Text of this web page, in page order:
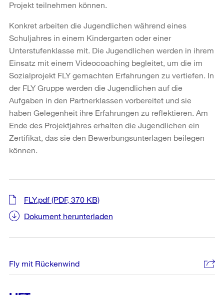
Projekt teilnehmen können.
Konkret arbeiten die Jugendlichen während eines
Schuljahres in einem Kindergarten oder einer
Unterstufenklasse mit. Die Jugendlichen werden in ihrem
Einsatz mit einem Videocoaching begleitet, um die im
Sozialprojekt FLY gemachten Erfahrungen zu vertiefen. In
der FLY Gruppe werden die Jugendlichen auf die
Aufgaben in den Partnerklassen vorbereitet und sie
haben Gelegenheit ihre Erfahrungen zu reflektieren. Am
Ende des Projektjahres erhalten die Jugendlichen ein
Zertifikat, das sie den Bewerbungsunterlagen beilegen
können.
FLY.pdf (PDF, 370 KB)
Dokument herunterladen
Fly mit Rückenwind